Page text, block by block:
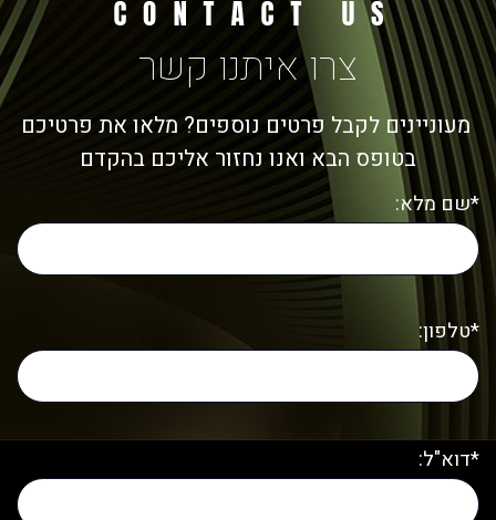
צרו איתנו קשר
מעוניינים לקבל פרטים נוספים? מלאו את פרטיכם
בטופס הבא ואנו נחזור אליכם בהקדם
*שם מלא:
*טלפון:
*דוא"ל: